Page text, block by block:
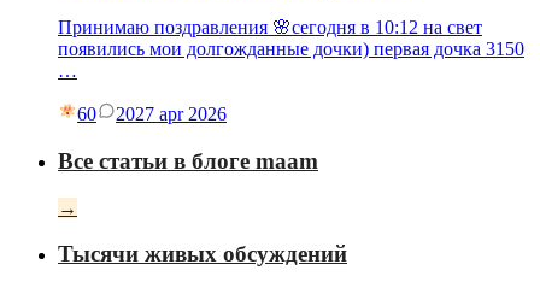
Принимаю поздравления 🌸сегодня в 10:12 на свет
появились мои долгожданные дочки) первая дочка 3150
…
60 2027 apr 2026
Все статьи в блоге maam
→
Тысячи живых обсуждений